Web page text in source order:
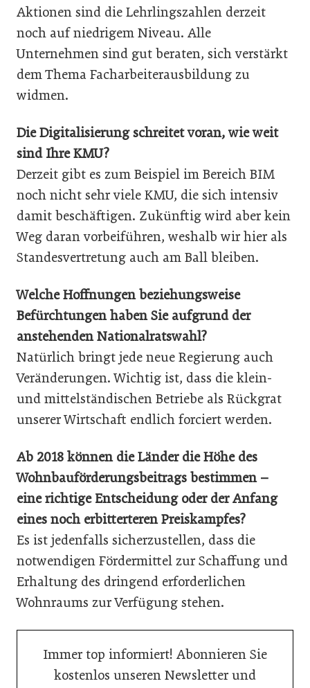
Aktionen sind die Lehrlingszahlen derzeit
noch auf niedrigem Niveau. Alle
Unternehmen sind gut beraten, sich verstärkt
dem Thema Facharbeiterausbildung zu
widmen.
Die Digitalisierung schreitet voran, wie weit
sind Ihre KMU?
Derzeit gibt es zum Beispiel im Bereich BIM
noch nicht sehr viele KMU, die sich intensiv
damit beschäftigen. Zukünftig wird aber kein
Weg daran vorbeiführen, weshalb wir hier als
Standesvertretung auch am Ball bleiben.
Welche Hoffnungen beziehungsweise
Befürchtungen haben Sie aufgrund der
anstehenden Nationalratswahl?
Natürlich bringt jede neue Regierung auch
Veränderungen. Wichtig ist, dass die klein-
und mittelständischen Betriebe als Rückgrat
unserer Wirtschaft endlich forciert werden.
Ab 2018 können die Länder die Höhe des
Wohnbauförderungsbeitrags bestimmen –
eine richtige Entscheidung oder der Anfang
eines noch erbitterteren Preiskampfes?
Es ist jedenfalls sicherzustellen, dass die
notwendigen Fördermittel zur Schaffung und
Erhaltung des dringend erforderlichen
Wohnraums zur Verfügung stehen.
Immer top informiert! Abonnieren Sie
kostenlos unseren Newsletter und